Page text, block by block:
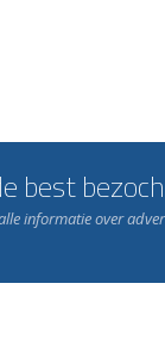
best
informatie over